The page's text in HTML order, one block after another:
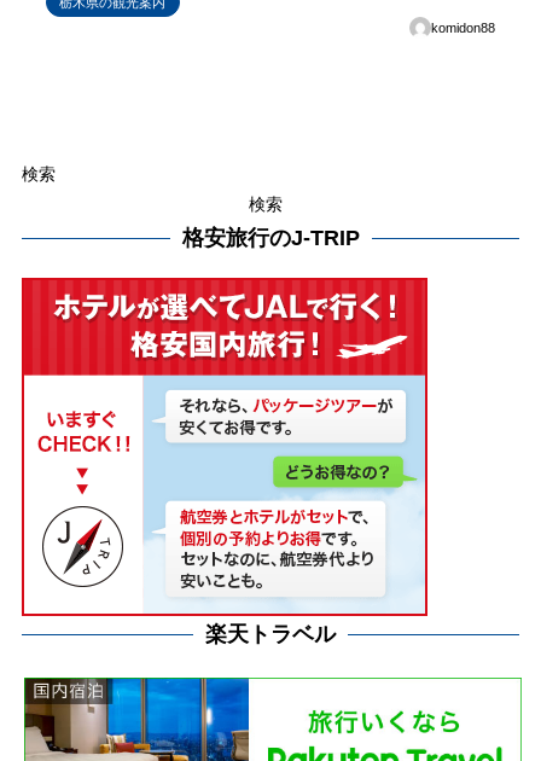
komidon88
検索
検索
格安旅行のJ-TRIP
楽天トラベル